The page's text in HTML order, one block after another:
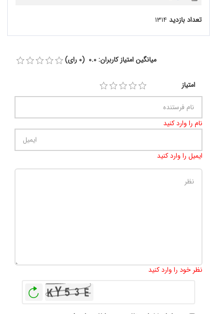
تعداد بازدید ۱۳۱۴
میانگین امتیاز کاربران: 0.0 (0 رای)
امتیاز
نام را وارد کنید
ایمیل را وارد کنید
نظر خود را وارد کنید